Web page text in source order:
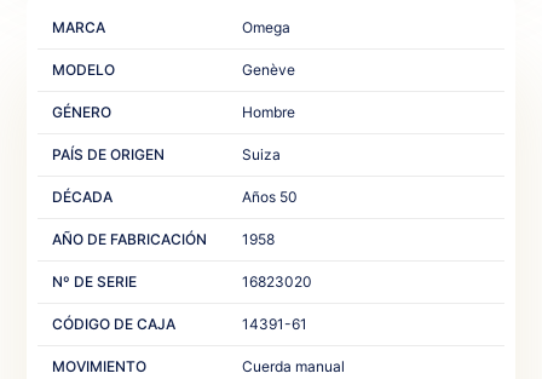
MARCA Omega
MODELO Genève
GÉNERO Hombre
PAÍS DE ORIGEN Suiza
DÉCADA Años 50
AÑO DE FABRICACIÓN 1958
Nº DE SERIE 16823020
CÓDIGO DE CAJA 14391-61
MOVIMIENTO Cuerda manual